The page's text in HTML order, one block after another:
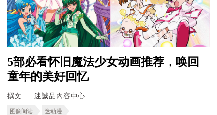
5部必看怀旧魔法少女动画推荐，唤回
童年的美好回忆
撰文 迷誠品內容中心
图像阅读 迷动漫